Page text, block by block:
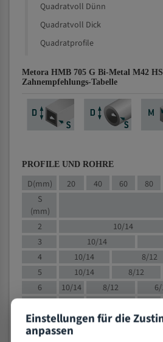
Quadratvoll Dünn
Quadratvoll Dick
Quadratprofile
Metora HMB 705 G Bi-Metal M42
Zahnempfehlungs-Tabelle
PROFILE UND ROHRE
D(mm) 20 40 60 80
S
(mm)
2
10/14
3
10/14
4
10/14 8/12
5
10/14 8/12
6
10/14 8/12
10
8/12 6/10 5/8
12
Einstellungen für die
anpassen